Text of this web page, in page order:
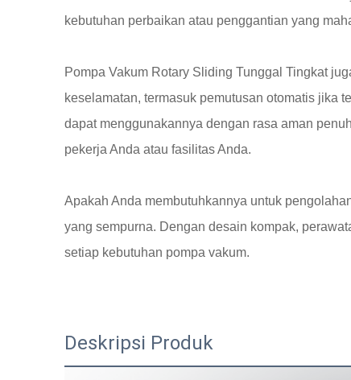
kebutuhan perbaikan atau penggantian yang
Pompa Vakum Rotary Sliding Tunggal Tingkat
keselamatan, termasuk pemutusan otomatis jika
dapat menggunakannya dengan rasa aman
pekerja Anda atau fasilitas Anda.
Apakah Anda membutuhkannya untuk
yang sempurna. Dengan desain kompak,
setiap kebutuhan pompa vakum.
Deskripsi Produk